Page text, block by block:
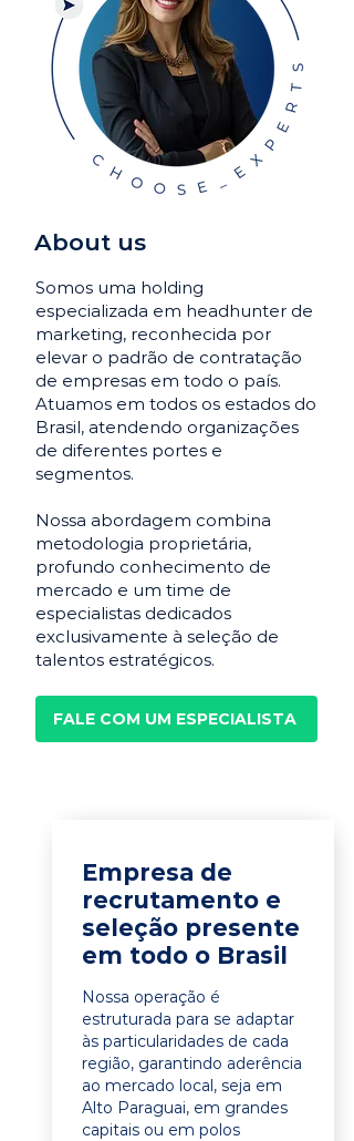
About us
Somos uma holding
especializada em headhunter de
marketing, reconhecida por
elevar o padrão de contratação
de empresas em todo o país.
Atuamos em todos os estados do
Brasil, atendendo organizações
de diferentes portes e
segmentos.
Nossa abordagem combina
metodologia proprietária,
profundo conhecimento de
mercado e um time de
especialistas dedicados
exclusivamente à seleção de
talentos estratégicos.
FALE COM UM ESPECIALISTA
Empresa de
recrutamento e
seleção presente
em todo o Brasil
Nossa operação é
estruturada para se adaptar
às particularidades de cada
região, garantindo aderência
ao mercado local, seja em
Alto Paraguai, em grandes
capitais ou em polos